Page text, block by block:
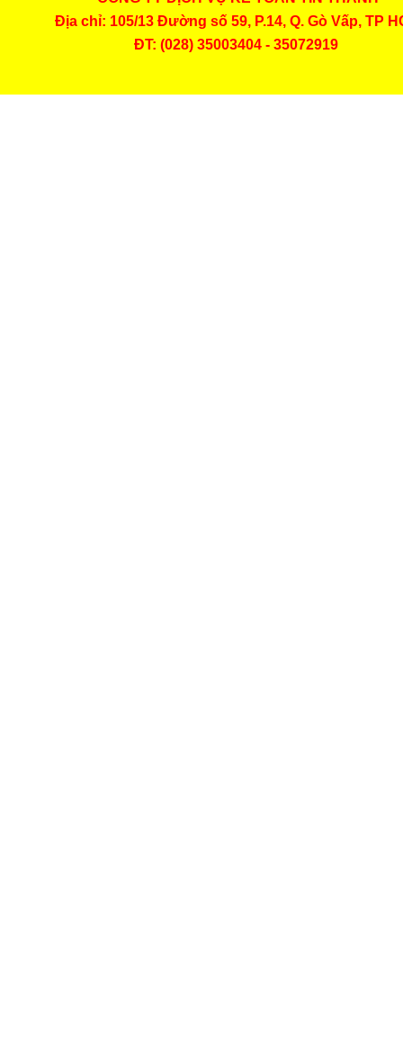
...xem chi tiết
* Mức phạt khi chậm nộp báo cáo thuế
Địa chỉ: 105/13 Đường số 59, P.14, Q. Gò Vấp, TP
ĐT: (028) 35003404 - 35072919